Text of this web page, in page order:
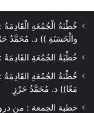
خُطْبَةُ الْجُمُعَةِ الْقَادِمَةُ
والْحَسَنَةِ )) د. مُحَمَّدُ
خُطْبَةُ الجُمُعَةِ
خُطْبَةُ الجُمُعَةِ القَادِمَةُ
مَعًا)) د. مُحَمَّدُ حَرْزٍ
خطبة الجمعة : من